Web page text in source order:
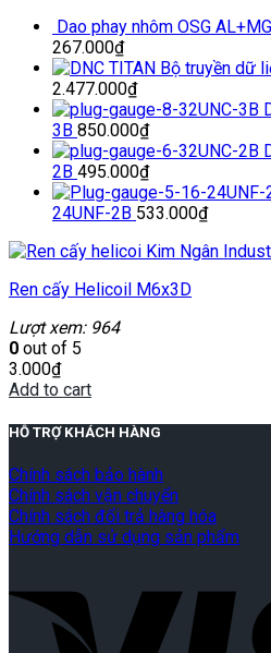
Dao phay nhôm OSG
267.000₫
Bộ truyền dữ
2.477.000₫
3B 850.000₫
2B 495.000₫
24UNF-2B 533.000₫
Ren cấy Helicoil M6x3D
Lượt xem: 964
0 out of 5
3.000₫
Add to cart
HỖ TRỢ KHÁCH HÀNG
Chính sách bảo hành
Chính sách vận chuyển
Chính sách đổi trả hàng hóa
Hướng dẫn sử dụng sản phẩm